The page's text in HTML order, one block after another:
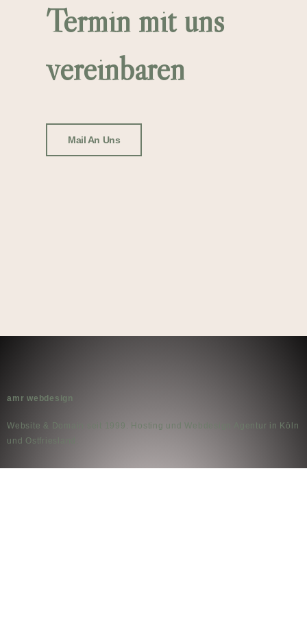
Termin mit uns
vereinbaren
Mail An Uns
amr webdesign
Website & Domain seit 1999. Hosting und Webdesign Agentur in Köln
und Ostfriesland.